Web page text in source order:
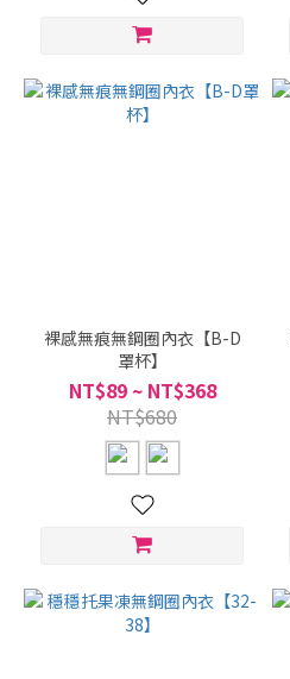
裸感無痕無鋼圈內衣【B-D
罩杯】
NT$89 ~ NT$368
NT$680